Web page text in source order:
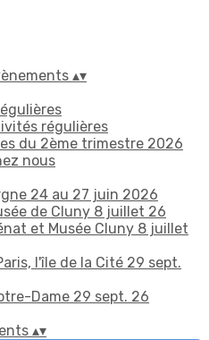
▴▾
régulières
du 2ème trimestre 2026
nous
24 au 27 juin 2026
de Cluny 8 juillet 26
et Musée Cluny 8 juillet
l'île de la Cité 29 sept.
Dame 29 sept. 26
▴▾